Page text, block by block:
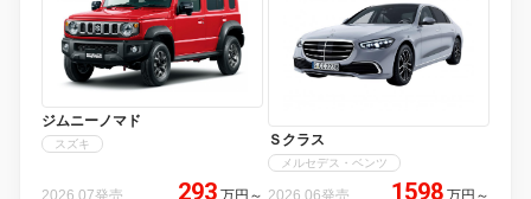
ジムニーノマド
スズキ
293
Ｓクラス
メルセデス・ベンツ
1598